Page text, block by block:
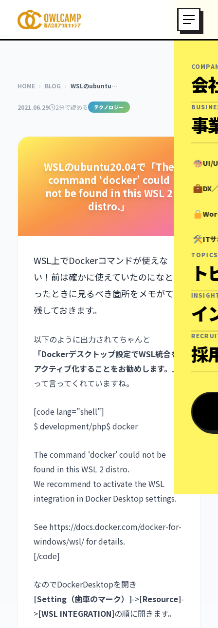
会
事
UI/
DX
IT
TOPICS
ト
イ
採
HOME › BLOG › WSLのubuntu…
2021.06.29 2分で読める テクノロジー
WSLのubuntu20.04で「The
command ‘docker’ could
not be found in this WSL 2
distro.」
WSL上でDockerコマンドが使えな
い！前は確かに使えていたのになと思
ったときに見るべき箇所をメモがてら
残しておきます。
以下のように出力されてちゃんと
「Dockerデスクトップ設定でWSL統合を
アクティブ化することをお勧めします。」
って言ってくれていますね。
[code lang=”shell”]
$ development/php$ docker
The command ‘docker’ could not be
found in this WSL 2 distro.
We recommend to activate the WSL
integration in Docker Desktop settings.
See https://docs.docker.com/docker-for-
windows/wsl/ for details.
[/code]
なのでDockerDesktopを開き
[Setting（歯車のマーク）]->[Resource]-
>[WSL INTEGRATION]の順に開きます。